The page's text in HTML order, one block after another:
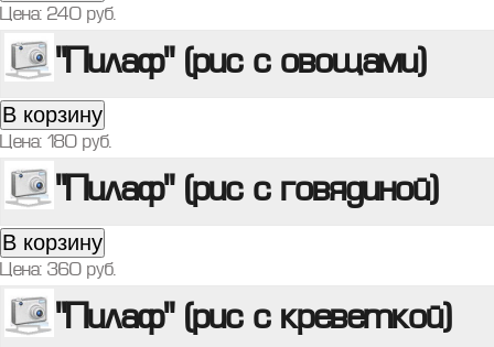
Цена: 240 руб.
"Пилаф" (рис с овощами)
В корзину
Цена: 180 руб.
"Пилаф" (рис с говядиной)
В корзину
Цена: 360 руб.
"Пилаф" (рис с креветкой)